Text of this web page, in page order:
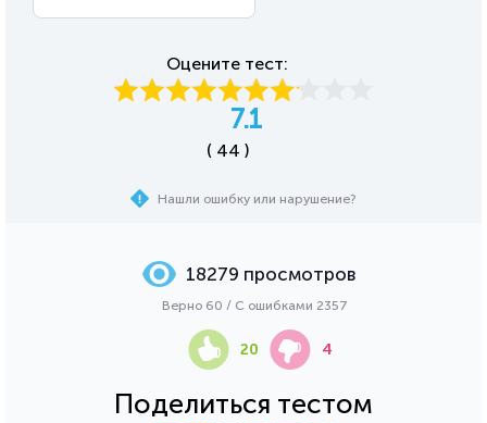
Оцените тест:
7.1
( 44 )
Нашли ошибку или нарушение?
Поделиться тестом
18279 просмотров
Верно 60 / С ошибками 2357
20 4